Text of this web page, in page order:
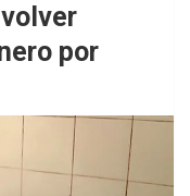
por